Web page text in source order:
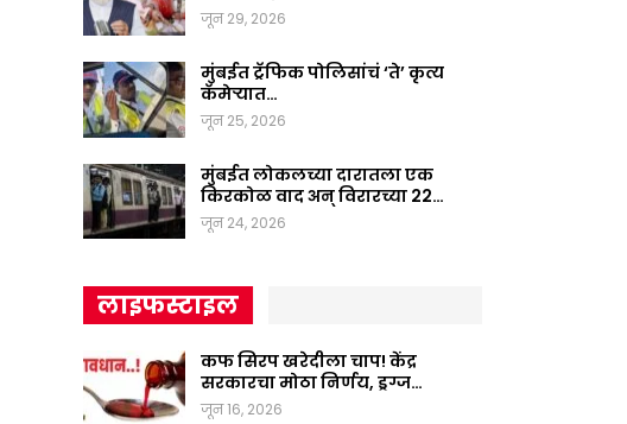
जून 29, 2026
मुंबईत ट्रॅफिक पोलिसांचं ‘ते’ कृत्य
कॅमेऱ्यात…
जून 25, 2026
मुंबईत लोकलच्या दारातला एक
किरकोळ वाद अन् विरारच्या 22…
जून 24, 2026
लाइफस्टाइल
कफ सिरप खरेदीला चाप! केंद्र
सरकारचा मोठा निर्णय, ड्रग्ज…
जून 16, 2026